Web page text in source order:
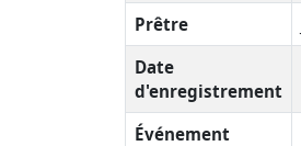
Prêtre
Date
d'enregistrement
Événement